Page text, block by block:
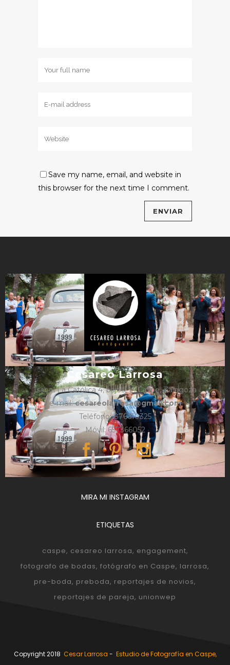
Save my name, email, and website in
this browser for the next time I comment.
Cesareo Larrosa
Isabel La Católica 4, bajos, 1º, Caspe, Zaragoza
e-mail:cesareolarrosa@gmail.com
Teléfono: 876610325
Móvil: 657366052
MIRA MI INSTAGRAM
ETIQUETAS
caspe cesareo larrosa engagement
fotografo de bodas fotógrafo en Caspe larrosa
pre-boda preboda reportajes de novios
reportajes de pareja unionwep
Copyright 2018 Cesar Larrosa - Estudio de Fotografía en Caspe,